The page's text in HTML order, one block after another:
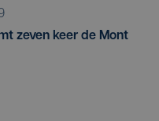
zeven keer de Mont